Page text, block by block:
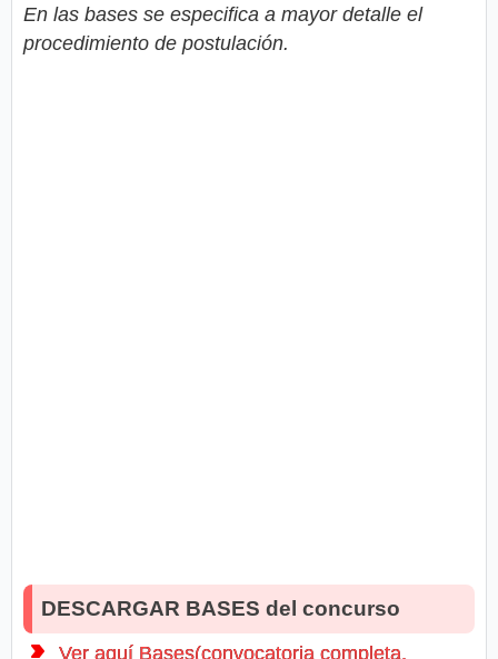
En las bases se especifica a mayor detalle el
procedimiento de postulación.
DESCARGAR BASES del concurso
Ver aquí Bases(convocatoria completa,